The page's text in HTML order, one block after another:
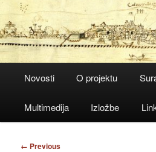
Novosti O projektu
Multimedija Izložbe
Image
← Previous